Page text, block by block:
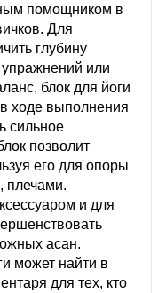
помощником в
Для
глубину
или
блок для йоги
ходе выполнения
сильное
позволит
его для опоры
плечами.
и для
асан.
может найти в
для тех, кто